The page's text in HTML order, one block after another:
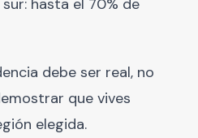
hasta el 70% de
debe ser real, no
que vives
elegida.